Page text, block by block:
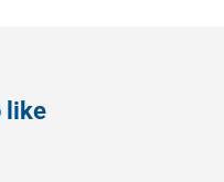
like